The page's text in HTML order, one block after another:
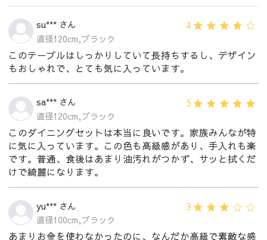
su*** さん 4
直径120cm,ブラック
このテーブルはしっかりしていて長持ちするし、デザイン
もおしゃれで、とても気に入っています。
sa*** さん 5
直径120cm,ブラック
このダイニングセットは本当に良いです。家族みんなが特
に気に入っています。この色も高級感があり、手入れも楽
です。普通、食後はあまり油汚れがつかず、サッと拭くだ
けで綺麗になります。
yu*** さん 3
直径100cm,ブラック
あまりお金を使わなかったのに、なんだか高級で素敵な感